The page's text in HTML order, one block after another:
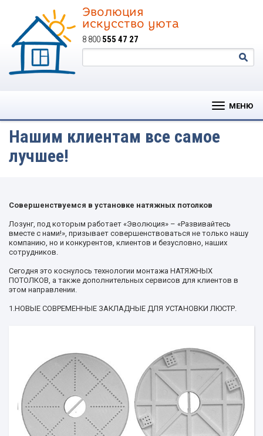
Эволюция
искусство уюта
8 800555 47 27
МЕНЮ
Нашим клиентам все самое
лучшее!
Совершенствуемся в установке натяжных потолков
Лозунг, под которым работает «Эволюция» – «Развивайтесь
вместе с нами!», призывает совершенствоваться не только нашу
компанию, но и конкурентов, клиентов и безусловно, наших
сотрудников.
Сегодня это коснулось технологии монтажа НАТЯЖНЫХ
ПОТОЛКОВ, а также дополнительных сервисов для клиентов в
этом направлении.
1.НОВЫЕ СОВРЕМЕННЫЕ ЗАКЛАДНЫЕ ДЛЯ УСТАНОВКИ ЛЮСТР.